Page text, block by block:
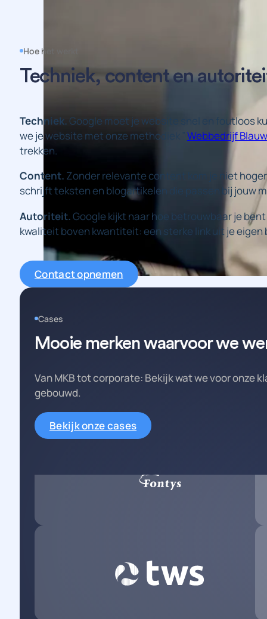
Hoe het werkt
Techniek, content en
Techniek. Google moet je website snel en foutloos
we je website met onze methodiek ” Webbedrijf
trekken.
Content. Zonder relevante content kom je niet
schrijft teksten en blogartikelen die passen bij jouw
Autoriteit.Google kijkt naar hoe betrouwbaar je
kwaliteit boven kwantiteit: een sterke link uit je
Contact opnemen
Cases
Mooie merken waarvoor we
Van MKB tot corporate: Bekijk wat we voor onze
gebouwd.
Bekijk onze cases